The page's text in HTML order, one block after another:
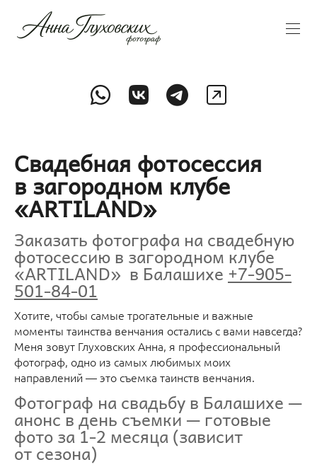
Свадебная фотосессия
в загородном клубе
«ARTILAND»
Заказать фотографа на свадебную
фотосессию в загородном клубе
«ARTILAND» в Балашихе +7-905-
501-84-01
Хотите, чтобы самые трогательные и важные
моменты таинства венчания остались с вами навсегда?
Меня зовут Глуховских Анна, я профессиональный
фотограф, одно из самых любимых моих
направлений — это съемка таинств венчания.
Фотограф на свадьбу в Балашихе —
анонс в день съемки — готовые
фото за 1-2 месяца (зависит
от сезона)